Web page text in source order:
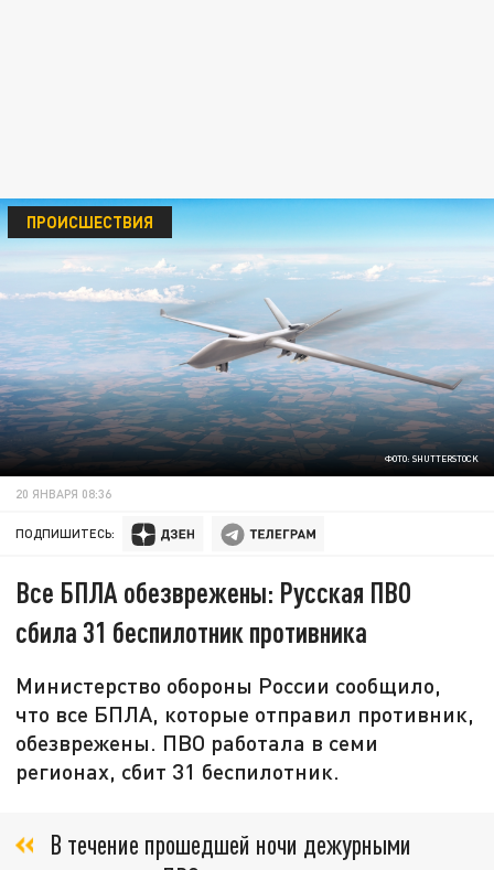
ФОТО: SHUTTERSTOCK
ПРОИСШЕСТВИЯ
20 ЯНВАРЯ 08:36
ПОДПИШИТЕСЬ:
Все БПЛА обезврежены: Русская ПВО
сбила 31 беспилотник противника
Министерство обороны России сообщило,
что все БПЛА, которые отправил противник,
обезврежены. ПВО работала в семи
регионах, сбит 31 беспилотник.
В течение прошедшей ночи дежурными